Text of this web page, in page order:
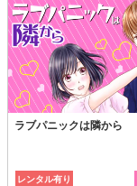
ラブパニックは隣から
レンタル有り